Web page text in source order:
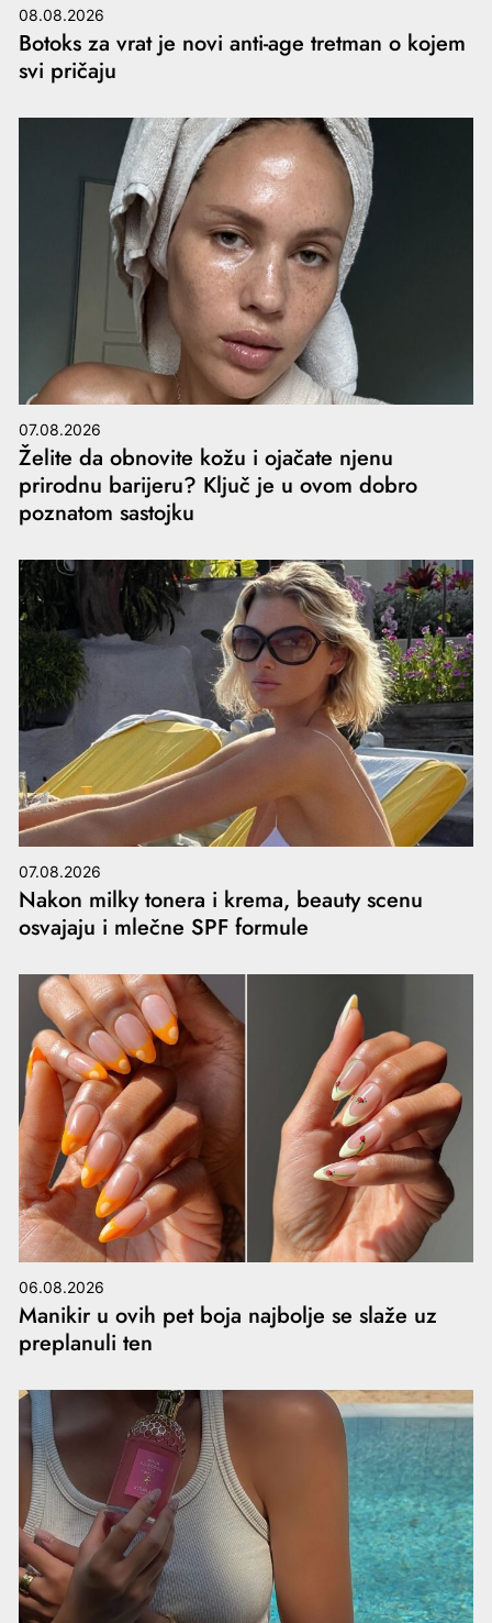
08.08.2026
Botoks za vrat je novi anti-age tretman o kojem
svi pričaju
07.08.2026
Želite da obnovite kožu i ojačate njenu
prirodnu barijeru? Ključ je u ovom dobro
poznatom sastojku
07.08.2026
Nakon milky tonera i krema, beauty scenu
osvajaju i mlečne SPF formule
06.08.2026
Manikir u ovih pet boja najbolje se slaže uz
preplanuli ten